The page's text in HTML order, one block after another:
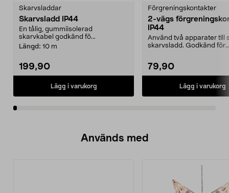
Skarvsladdar
Skarvsladd IP44
En tålig, gummiisolerad
skarvkabel godkänd fö...
Längd: 10 m
199,90
Lägg i varukorg
Förgreningskontakter
2-vägs
IP44
Använd två apparater till
skarvsladd. Godkänd för
79,90
Lägg i varukorg
Används med